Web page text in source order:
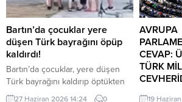
Bartın’da çocuklar yere
düşen Türk bayrağını öpüp
kaldırdı!
Bartın’da çocuklar, yere düşen
Türk bayrağını kaldırıp öptükten
sonra gelen itfaiye ekiplerinin de
27 Haziran 2026 14:24 0
AVRUPA
CEVAP:
TÜRK
MHP
19